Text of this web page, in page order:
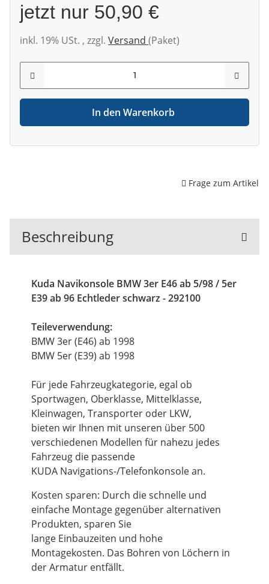
jetzt nur 50,90 €
inkl. 19% USt. , zzgl. Versand (Paket)
In den Warenkorb
Frage zum Artikel
Beschreibung
Kuda Navikonsole BMW 3er E46 ab 5/98 / 5er
E39 ab 96 Echtleder schwarz - 292100
Teileverwendung:
BMW 3er (E46) ab 1998
BMW 5er (E39) ab 1998
Für jede Fahrzeugkategorie, egal ob
Sportwagen, Oberklasse, Mittelklasse,
Kleinwagen, Transporter oder LKW,
bieten wir Ihnen mit unseren über 500
verschiedenen Modellen für nahezu jedes
Fahrzeug die passende
KUDA Navigations-/Telefonkonsole an.
Kosten sparen: Durch die schnelle und
einfache Montage gegenüber alternativen
Produkten, sparen Sie
lange Einbauzeiten und hohe
Montagekosten. Das Bohren von Löchern in
der Armatur entfällt.